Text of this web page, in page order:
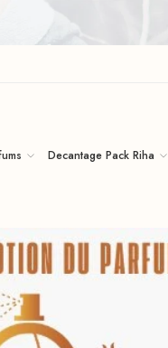
Decantage Pack Riha